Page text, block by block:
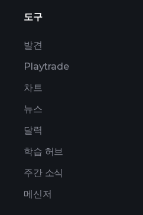
도구
발견
Playtrade
차트
뉴스
달력
학습 허브
주간 소식
메신저